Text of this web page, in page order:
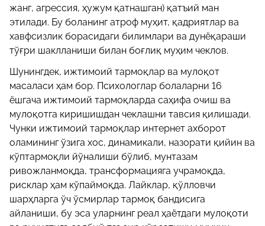
жанг, агрессия, ҳужум қатнашган) қатъий ман
этилади. Бу боланинг атроф муҳит, қадриятлар ва
хавфсизлик борасидаги билимлари ва дунёқараши
тўғри шаклланиши билан боғлиқ муҳим чеклов.
Шунингдек, ижтимоий тармоқлар ва мулоқот
масаласи ҳам бор. Психологлар болаларни 16
ёшгача ижтимоий тармоқларда саҳифа очиш ва
мулоқотга киришишдан чеклашни тавсия қилишади.
Чунки ижтимоий тармоқлар интернет ахборот
оламининг ўзига хос, динамикали, назорати қийин ва
кўптармоқли йўналиши бўлиб, мунтазам
ривожланмоқда, трансформацияга учрамоқда,
рисклар ҳам кўпаймоқда. Лайклар, қўлловчи
шарҳларга ўч ўсмирлар тармоқ бандисига
айланиши, бу эса уларнинг реал ҳаётдаги мулоқоти